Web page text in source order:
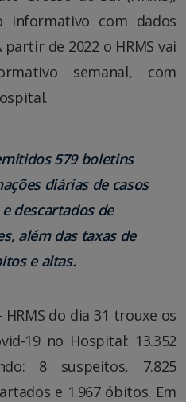
informativo com dados
partir de 2022 o HRMS vai
semanal, com
579 boletins
diárias de casos
descartados de
além das taxas de
e altas.
do dia 31 trouxe os
19 no Hospital: 13.352
8 suspeitos, 7.825
e 1.967 óbitos. Em